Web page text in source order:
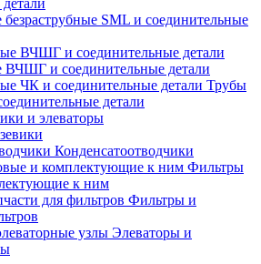
SML и соединительные
ВЧШГ и соединительные детали
Трубы
детали
и элеваторы
Конденсатоотводчики
Фильтры
к ним
Фильтры и
Элеваторы и